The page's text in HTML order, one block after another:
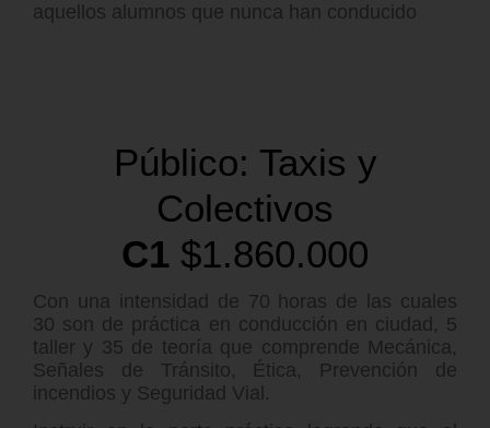
aquellos alumnos que nunca han conducido
Público: Taxis y
Colectivos
C1 $1.860.000
Con una intensidad de 70 horas de las cuales
30 son de práctica en conducción en ciudad, 5
taller y 35 de teoría que comprende Mecánica,
Señales de Tránsito, Ética, Prevención de
incendios y Seguridad Vial.